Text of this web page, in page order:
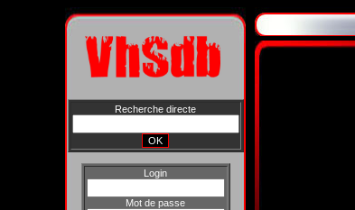
Recherche directe
Login
Mot de passe